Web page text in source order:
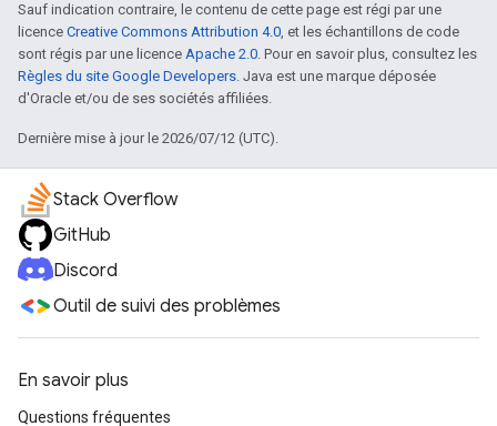
Sauf indication contraire, le contenu de cette page est régi par une
licence Creative Commons Attribution 4.0, et les échantillons de code
sont régis par une licence Apache 2.0. Pour en savoir plus, consultez les
Règles du site Google Developers. Java est une marque déposée
d'Oracle et/ou de ses sociétés affiliées.
Dernière mise à jour le 2026/07/12 (UTC).
Stack Overflow
GitHub
Discord
Outil de suivi des problèmes
En savoir plus
Questions fréquentes